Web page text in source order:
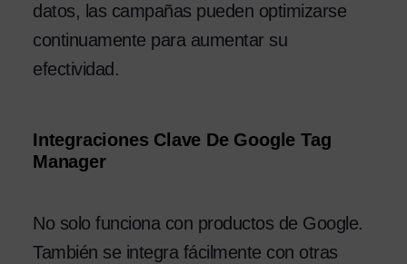
datos, las campañas pueden optimizarse
continuamente para aumentar su
efectividad.
Integraciones Clave De Google Tag
Manager
No solo funciona con productos de Google.
También se integra fácilmente con otras